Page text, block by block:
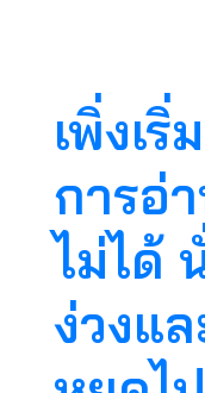
เพิ่งเ
การอ่
ไม่ได้
ง่วงแ